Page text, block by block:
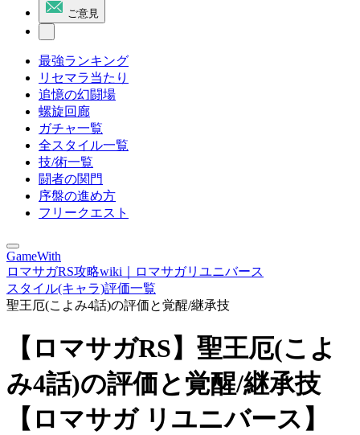
ご意見
最強ランキング
リセマラ当たり
追憶の幻闘場
螺旋回廊
ガチャ一覧
全スタイル一覧
技/術一覧
闘者の関門
序盤の進め方
フリークエスト
GameWith
ロマサガRS攻略wiki｜ロマサガリユニバース
スタイル(キャラ)評価一覧
聖王厄(こよみ4話)の評価と覚醒/継承技
【ロマサガRS】聖王厄(こよ
み4話)の評価と覚醒/継承技
【ロマサガ リユニバース】